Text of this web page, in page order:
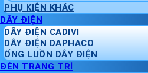
PHỤ KIỆN KHÁC
DÂY ĐIỆN
DÂY ĐIỆN CADIVI
DÂY ĐIỆN DAPHACO
ỐNG LUỒN DÂY ĐIỆN
ĐÈN TRANG TRÍ